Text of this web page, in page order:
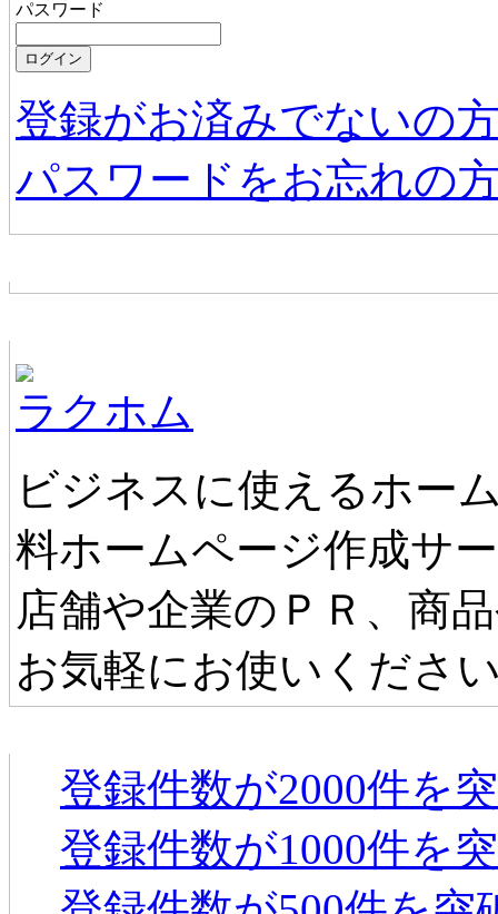
パスワード
登録がお済みでないの
パスワードをお忘れの
ラクホム
ビジネスに使えるホー
料ホームページ作成サ
店舗や企業のＰＲ、商
お気軽にお使いくださ
登録件数が2000件を
登録件数が1000件を